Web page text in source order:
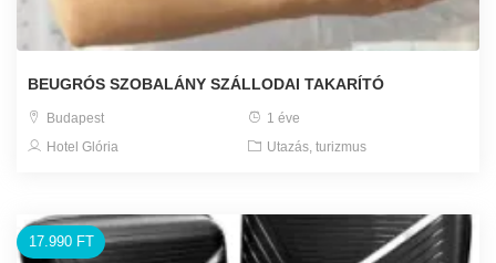
BEUGRÓS SZOBALÁNY SZÁLLODAI TAKARÍTÓ
Budapest
1 éve
Hotel Glória
Utazás, turizmus
17.990 FT